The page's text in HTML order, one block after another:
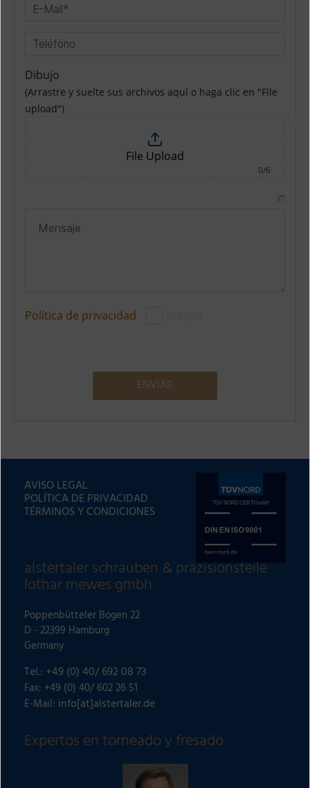
Dibujo
(Arrastre y suelte sus archivos aquí o haga clic en "File
upload")
File Upload
0/6
Política de privacidad
r
n
a
v
e
AVISO LEGAL
POLÍTICA DE PRIVACIDAD
TÉRMINOS Y CONDICIONES
alstertaler schrauben & präzisionsteile
lothar mewes gmbh
Poppenbütteler Bogen 22
D - 22399 Hamburg
Germany
Tel.: +49 (0) 40/ 692 08 73
Fax: +49 (0) 40/ 602 26 51
E-Mail: info[at]alstertaler.de
Expertos en torneado y fresado